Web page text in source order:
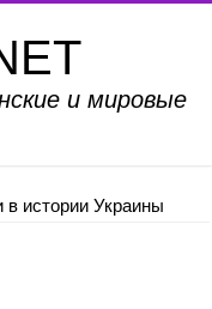
и мировые
истории Украины